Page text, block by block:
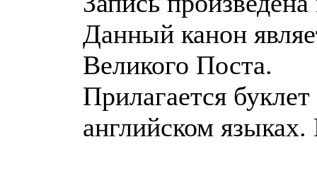
Данный канон
Великого Поста.
Прилагается
английском